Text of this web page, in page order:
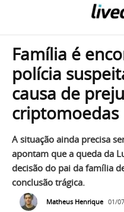
Família é
polícia
causa de
criptomoedas
A situação ainda precisa
apontam que a queda da
decisão do pai da família
conclusão trágica.
Matheus Henrique 01/